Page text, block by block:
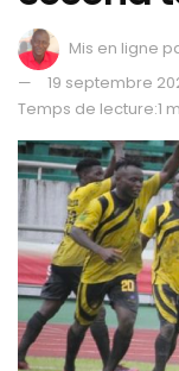
Mis en ligne
19 septembre
Temps de lecture:1